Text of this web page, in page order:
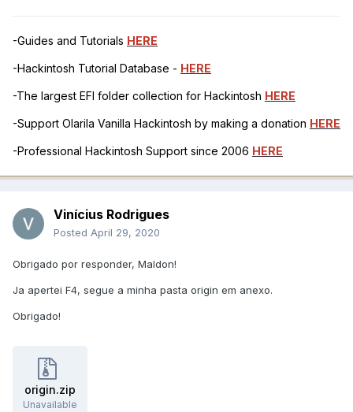
-Guides and Tutorials HERE
-Hackintosh Tutorial Database - HERE
-The largest EFI folder collection for Hackintosh HERE
-Support Olarila Vanilla Hackintosh by making a donation HERE
-Professional Hackintosh Support since 2006 HERE
Vinícius Rodrigues
Posted April 29, 2020
Obrigado por responder, Maldon!
Ja apertei F4, segue a minha pasta origin em anexo.
Obrigado!
origin.zip
Unavailable